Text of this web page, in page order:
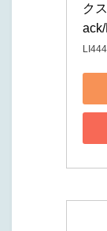
ク